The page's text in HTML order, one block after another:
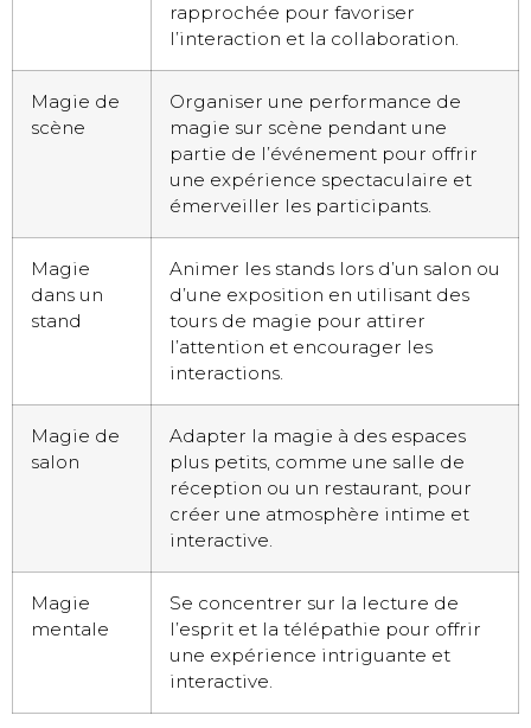
rapprochée pour favoriser
l’interaction et la collaboration.
Magie de
scène
Organiser une performance de
magie sur scène pendant une
partie de l’événement pour offrir
une expérience spectaculaire et
émerveiller les participants.
Magie
dans un
stand
Animer les stands lors d’un salon ou
d’une exposition en utilisant des
tours de magie pour attirer
l’attention et encourager les
interactions.
Magie de
salon
Adapter la magie à des espaces
plus petits, comme une salle de
réception ou un restaurant, pour
créer une atmosphère intime et
interactive.
Magie
mentale
Se concentrer sur la lecture de
l’esprit et la télépathie pour offrir
une expérience intriguante et
interactive.